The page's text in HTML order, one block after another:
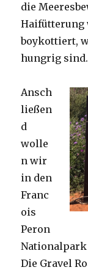
die
Haifütterung
boykottiert,
hungrig sind.
Ansch
ließen
d
wolle
n wir
in den
Franc
ois
Peron
Nationalpark
Die Gravel